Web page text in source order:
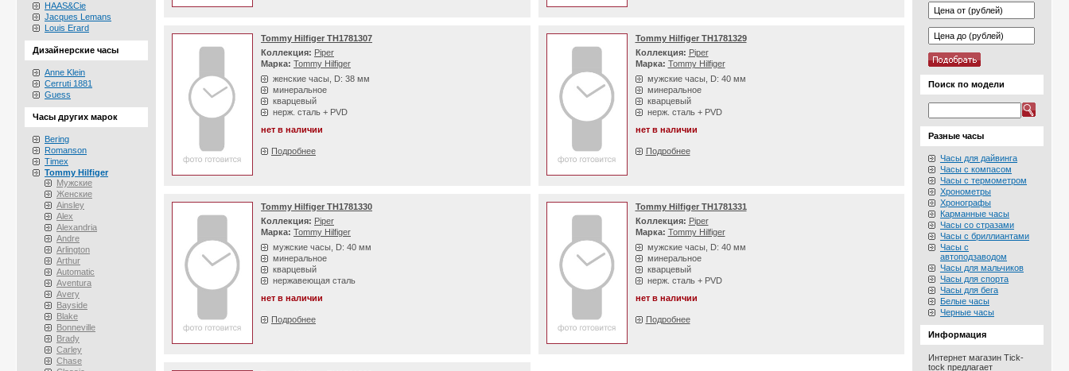
HAAS&Cie
Jacques Lemans
Louis Erard
Дизайнерские часы
Anne Klein
Cerruti 1881
Guess
Часы других марок
Bering
Romanson
Timex
Tommy Hilfiger
Мужские
Женские
Ainsley
Alex
Alexandria
Andre
Arlington
Arthur
Automatic
Aventura
Avery
Bayside
Blake
Bonneville
Brady
Carley
Chase
Tommy Hilfiger TH1781307
Коллекция: Piper
Марка: Tommy Hilfiger
женские часы, D: 38 мм
минеральное
кварцевый
нерж. сталь + PVD
нет в наличии
Подробнее
Tommy Hilfiger TH1781329
Коллекция: Piper
Марка: Tommy Hilfiger
мужские часы, D: 40 мм
минеральное
кварцевый
нерж. сталь + PVD
нет в наличии
Подробнее
Tommy Hilfiger TH1781330
Коллекция: Piper
Марка: Tommy Hilfiger
мужские часы, D: 40 мм
минеральное
кварцевый
нержавеющая сталь
нет в наличии
Подробнее
Tommy Hilfiger TH1781331
Коллекция: Piper
Марка: Tommy Hilfiger
мужские часы, D: 40 мм
минеральное
кварцевый
нерж. сталь + PVD
нет в наличии
Подробнее
Поиск по модели
Разные часы
Часы для дайвинга
Часы с компасом
Часы с термометром
Хронометры
Хронографы
Карманные часы
Часы со стразами
Часы с бриллиантами
Часы с
автоподзаводом
Часы для мальчиков
Часы для спорта
Часы для бега
Белые часы
Черные часы
Информация
Интернет магазин Tick-
tock предлагает